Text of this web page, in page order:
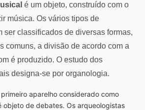
é um objeto, construído com o
música. Os vários tipos de
ser classificados de diversas formas,
comuns, a divisão de acordo com a
é produzido. O estudo dos
designa-se por organologia.
aparelho considerado como
objeto de debates. Os arqueologistas